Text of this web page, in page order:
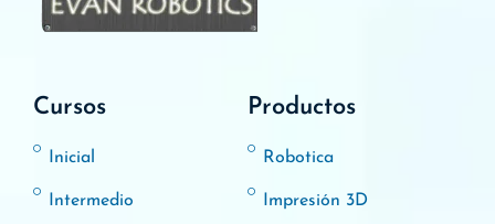
Cursos
Inicial
Intermedio
Productos
Robotica
Impresión 3D